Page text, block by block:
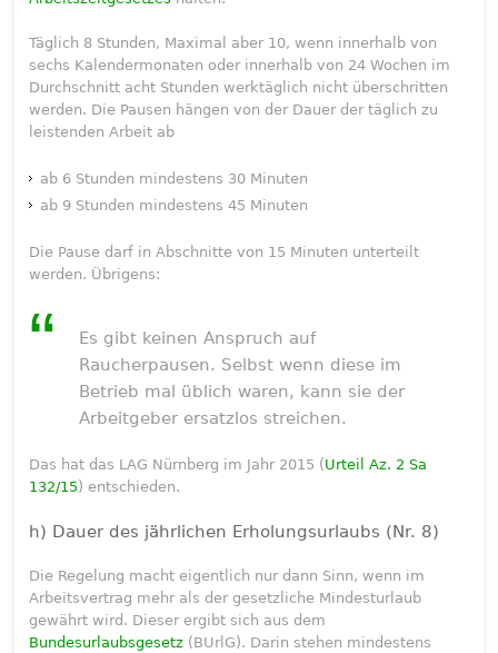
Täglich 8 Stunden, Maximal aber 10, wenn innerhalb von
sechs Kalendermonaten oder innerhalb von 24 Wochen im
Durchschnitt acht Stunden werktäglich nicht überschritten
werden. Die Pausen hängen von der Dauer der täglich zu
leistenden Arbeit ab
ab 6 Stunden mindestens 30 Minuten
ab 9 Stunden mindestens 45 Minuten
Die Pause darf in Abschnitte von 15 Minuten unterteilt
werden. Übrigens:
Es gibt keinen Anspruch auf
Raucherpausen. Selbst wenn diese im
Betrieb mal üblich waren, kann sie der
Arbeitgeber ersatzlos streichen.
Das hat das LAG Nürnberg im Jahr 2015 (Urteil Az. 2 Sa
132/15) entschieden.
h) Dauer des jährlichen Erholungsurlaubs (Nr. 8)
Die Regelung macht eigentlich nur dann Sinn, wenn im
Arbeitsvertrag mehr als der gesetzliche Mindesturlaub
gewährt wird. Dieser ergibt sich aus dem
Bundesurlaubsgesetz (BUrlG). Darin stehen mindestens